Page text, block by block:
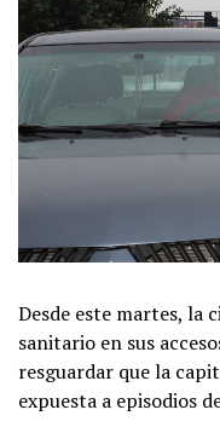
Desde este martes, la
sanitario en sus
resguardar que la
expuesta a episodios